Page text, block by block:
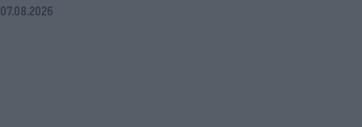
07.08.2026